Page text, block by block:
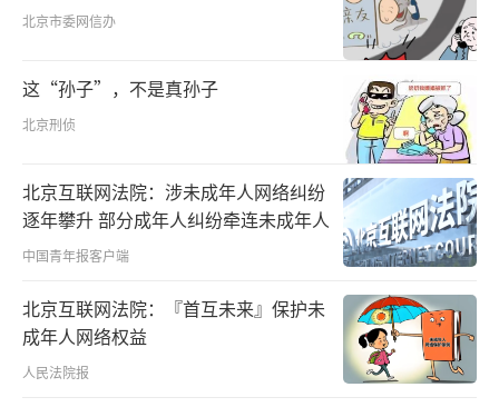
“医生，她可能突发急性肠胃炎，能不能
让我们赶紧进去看一下？”在急诊大厅外，看
着腹部疼痛难忍一直无法站立的妻子，来自闵
行区颛桥镇的向先生额头急出了汗。
“您没有48小时以内的核酸检测报告
吗？”面对“大白”的询问，向先生仔细查看
手机才发现，中午刚做完的核酸检测还未出结
果。
“那我们可以先进去吗？”向先生
问。“可以，您到对面核酸检测窗口优先采
北京市委网信办
这“孙子”，不是真孙子
北京刑侦
北京互联网法院：涉未成年人网络纠纷
逐年攀升 部分成年人纠纷牵连未成年人
中国青年报客户端
北京互联网法院：『首互未来』保护未
成年人网络权益
人民法院报